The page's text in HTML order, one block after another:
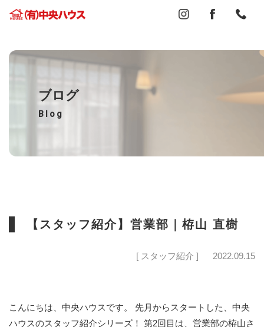
ブログ
Blog
【スタッフ紹介】営業部｜栫山 直樹
[ スタッフ紹介 ] 2022.09.15
こんにちは、中央ハウスです。 先月からスタートした、中央
ハウスのスタッフ紹介シリーズ！ 第2回目は、営業部の栫山さ